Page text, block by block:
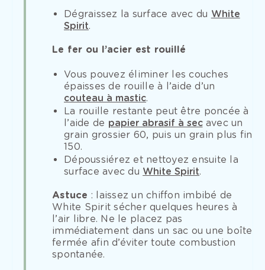
Dégraissez la surface avec du White
Spirit.
Le fer ou l’acier est rouillé
Vous pouvez éliminer les couches
épaisses de rouille à l’aide d’un
couteau à mastic.
La rouille restante peut être poncée à
l’aide de papier abrasif à secavec un
grain grossier 60, puis un grain plus fin
150.
Dépoussiérez et nettoyez ensuite la
surface avec du White Spirit.
Astuce : laissez un chiffon imbibé de
White Spirit sécher quelques heures à
l’air libre. Ne le placez pas
immédiatement dans un sac ou une boîte
fermée afin d’éviter toute combustion
spontanée.